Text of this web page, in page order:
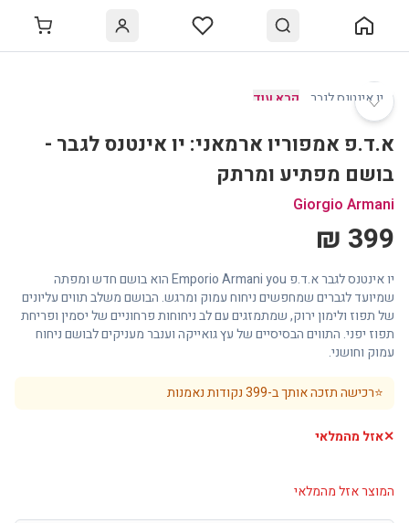
♡
יו אינטנס לגבר קרא עוד
א.ד.פ אמפוריו ארמאני: יו אינטנס לגבר -
בושם מפתיע ומרתק
Giorgio Armani
399 ₪
יו אינטנס לגבר א.ד.פ Emporio Armani you הוא בושם חדש ומפתה
שמיועד לגברים שמחפשים ניחוח עמוק ומרגש. הבושם משלב תווים עליונים
של תפוז ולימון ירוק, שמתמזגים עם לב ניחוחות פרחוניים של יסמין ופריחת
תפוז יפני. התווים הבסיסיים של עץ גואייקה וענבר מעניקים לבושם ניחוח
עמוק וחושני.
⭐רכישה תזכה אותך ב-399נקודות נאמנות
✕אזל מהמלאי
המוצר אזל מהמלאי